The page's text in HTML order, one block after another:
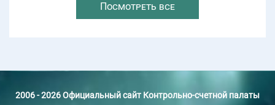
Посмотреть все
2006 - 2026 Официальный сайт Контрольно-счетной палаты